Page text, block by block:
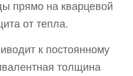
прямо на кварцевой
от тепла.
к постоянному
толщина